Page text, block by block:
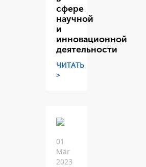
сфере
научной
и
инновационной
деятельности
ЧИТАТЬ
>
01
Mär
2023